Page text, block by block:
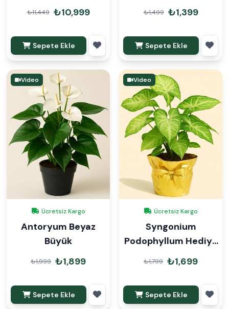
₺11,449 ₺10,999
Sepete Ekle
₺1,499 ₺1,399
Sepete Ekle
Video
Ücretsiz Kargo
Antoryum Beyaz
Büyük
₺1,999 ₺1,899
Sepete Ekle
Video
Ücretsiz Kargo
Syngonium
Podophyllum Hediye
Paketli
₺1,799 ₺1,699
Sepete Ekle